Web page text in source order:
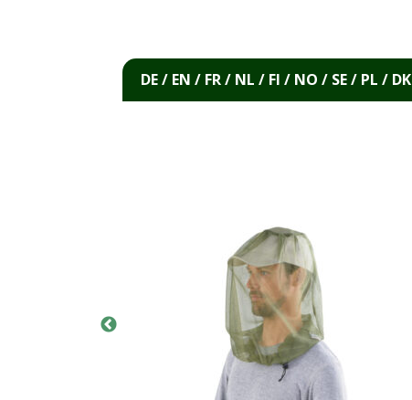
DE / EN / FR / NL / FI / NO / SE / PL / DK